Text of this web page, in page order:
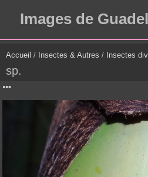
Images de
Accueil / Insectes & Autres / Insectes
sp.